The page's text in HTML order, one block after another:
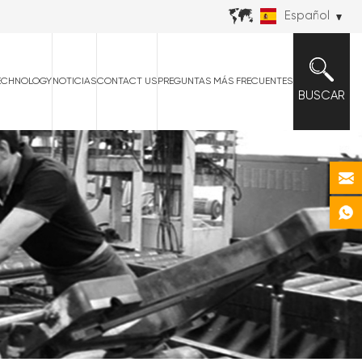
Español
BUSCAR
NOTICIASCONTACT US PREGUNTAS MÁS FRECUENTES